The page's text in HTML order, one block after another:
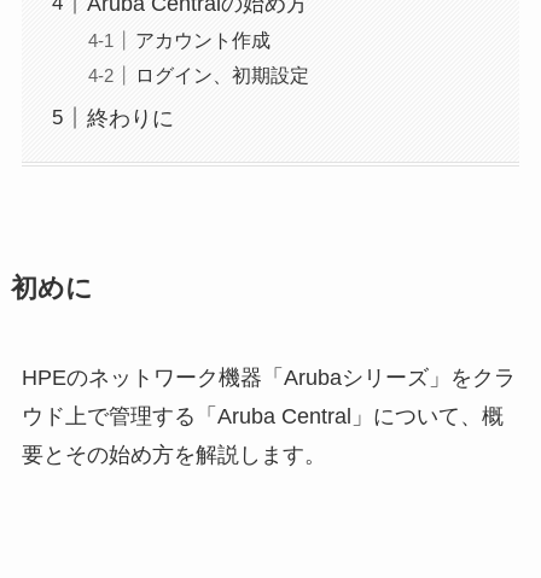
アカウント作成
ログイン、初期設定
終わりに
初めに
HPEのネットワーク機器「Arubaシリーズ」をクラ
ウド上で管理する「Aruba Central」について、概
要とその始め方を解説します。